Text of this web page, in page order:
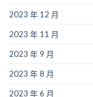
2023 年 12 月
2023 年 11 月
2023 年 9 月
2023 年 8 月
2023 年 6 月